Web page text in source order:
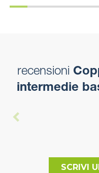
recensioni
intermedie
SCRIVI